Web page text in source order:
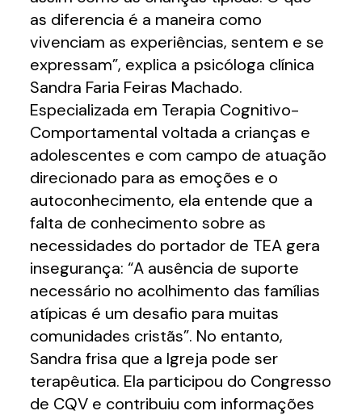
as diferencia é a maneira como
vivenciam as experiências, sentem e se
expressam”, explica a psicóloga clínica
Sandra Faria Feiras Machado.
Especializada em Terapia Cognitivo-
Comportamental voltada a crianças e
adolescentes e com campo de atuação
direcionado para as emoções e o
autoconhecimento, ela entende que a
falta de conhecimento sobre as
necessidades do portador de TEA gera
insegurança: “A ausência de suporte
necessário no acolhimento das famílias
atípicas é um desafio para muitas
comunidades cristãs”. No entanto,
Sandra frisa que a Igreja pode ser
terapêutica. Ela participou do Congresso
de CQV e contribuiu com informações